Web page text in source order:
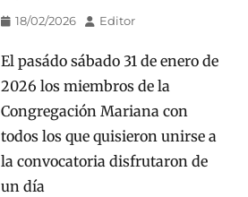
Publicado
18/02/2026 AutorEditor
El pasádo sábado 31 de enero de
2026 los miembros de la
Congregación Mariana con
todos los que quisieron unirse a
la convocatoria disfrutaron de
un día